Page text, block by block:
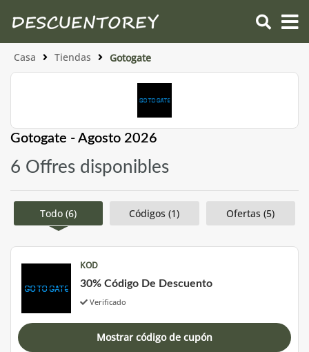
Casa Tiendas Gotogate
Gotogate - Agosto 2026
6 Offres disponibles
Todo (6) Códigos (1) Ofertas (5)
KOD
30% Código De Descuento
Verificado
Mostrar código de cupón